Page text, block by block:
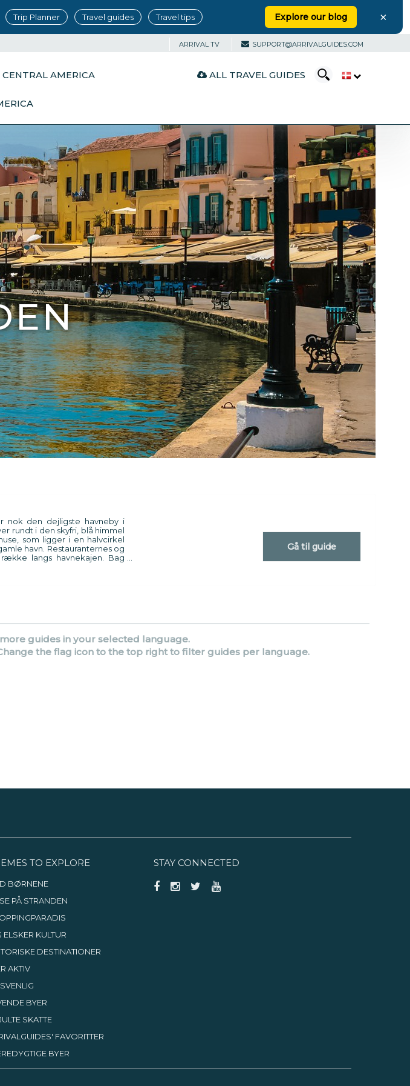
Trip Planner Travel guides Travel tips Explore our blog ×
ARRIVAL TV SUPPORT@ARRIVALGUIDES.COM
CENTRAL AMERICA ALL TRAVEL GUIDES
nok den dejligste havneby i
rundt i den skyfri, blå himmel
som ligger i en halvcirkel
havn. Restauranternes og
langs havnekajen. Bag
Gå til guide
guides in your selected language.
the flag icon to the top right to filter guides per language.
TO EXPLORE
BØRNENE
PÅ STRANDEN
ELSKER KULTUR
DESTINATIONER
AKTIV
BYER
SKATTE
FAVORITTER
BYER
STAY CONNECTED